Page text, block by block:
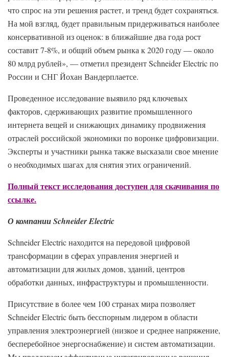
что спрос на эти решения растет, и тренд будет сохраняться.
На мой взгляд, будет правильным придерживаться наиболее
консервативной из оценок: в ближайшие два года рост
составит 7-8%, и общий объем рынка к 2020 году — около
80 млрд рублей», — отметил президент Schneider Electric по
России и СНГ Йохан Вандерплаетсе.
Проведенное исследование выявило ряд ключевых
факторов, сдерживающих развитие промышленного
интернета вещей и снижающих динамику продвижения
отраслей российской экономики по воронке цифровизации.
Эксперты и участники рынка также высказали свое мнение
о необходимых шагах для снятия этих ограничений.
Полный текст исследования доступен для скачивания по
ссылке.
О компании Schneider Electric
Schneider Electric находится на передовой цифровой
трансформации в сферах управления энергией и
автоматизации для жилых домов, зданий, центров
обработки данных, инфраструктуры и промышленности.
Присутствие в более чем 100 странах мира позволяет
Schneider Electric быть бесспорным лидером в области
управления электроэнергией (низкое и среднее напряжение,
бесперебойное энергоснабжение) и систем автоматизации.